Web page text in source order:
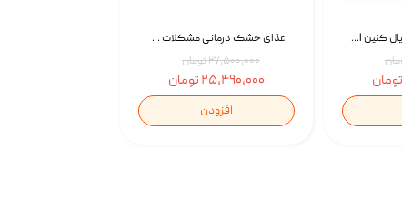
غذای خشک درمانی مشکلات گوارشی سگ رویال کنین Royal Canin Hypoallergenic وزن 7 کیلوگرم | پت استوک
۲۷,۵۰۰,۰۰۰ تومان
۲۵,۴۹۰,۰۰۰ تومان
افزودن
غذای خشک سگ رویال کنین Royal Canin Gastrointestinal وزن 7.5 کیلوگرم | پت استوک